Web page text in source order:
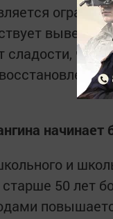
сладости, что
начинает
и
50 лет